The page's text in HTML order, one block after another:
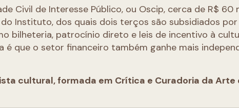
Civil de Interesse Público, ou Oscip, cerca de R$ 60
Instituto, dos quais dois terços são subsidiados
bilheteria, patrocínio direto e leis de incentivo à
é que o setor financeiro também ganhe mais
cultural, formada em Crítica e Curadoria da Arte